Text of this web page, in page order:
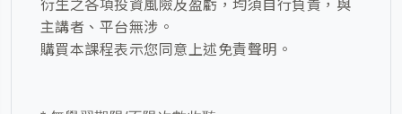
衍生之各項投資風險及盈虧，均須自行負責，與
主講者、平台無涉。
購買本課程表示您同意上述免責聲明。